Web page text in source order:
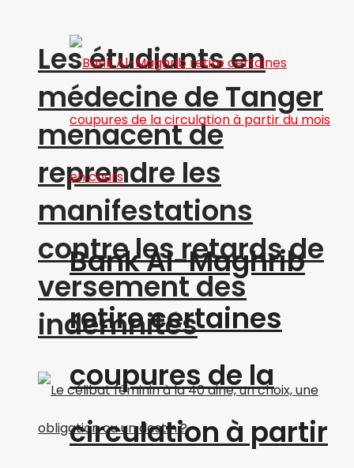
Les étudiants en
médecine de Tanger
menacent de
reprendre les
manifestations
contre les retards de
versement des
indemnités
Bank Al-Maghrib
retire certaines
coupures de la
circulation à partir